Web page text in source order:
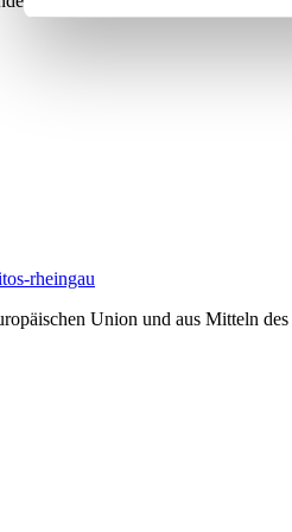
jederzeit aufrufen und
finden Sie in unserer
rheingau
Union und aus Mitteln des